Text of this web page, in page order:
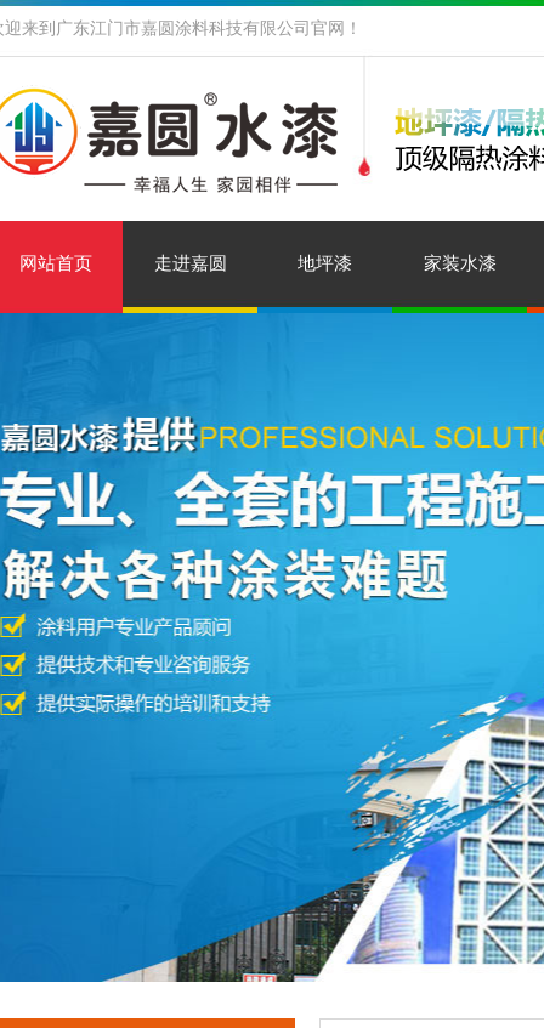
迎来到广东江门市嘉圆涂料科技有限公司官网！
网站首页 走进嘉圆 地坪漆 家装水漆